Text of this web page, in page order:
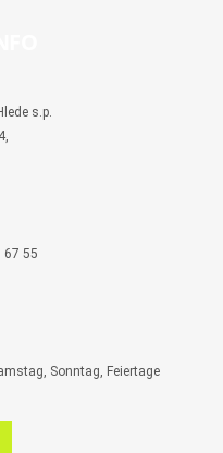
s.p.
67 55
Sonntag, Feiertage